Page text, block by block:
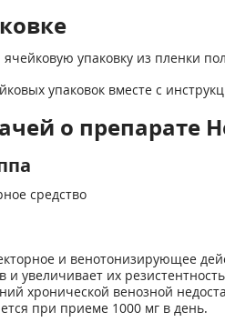
ячейковую упаковку из пленки
упаковок вместе с
о препарате
средство
и венотонизирующее
и увеличивает их
хронической венозной
при приеме 1000 мг в день.